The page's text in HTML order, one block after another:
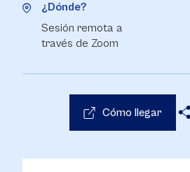
¿Dónde?
Sesión remota a
través de Zoom
Cómo llegar